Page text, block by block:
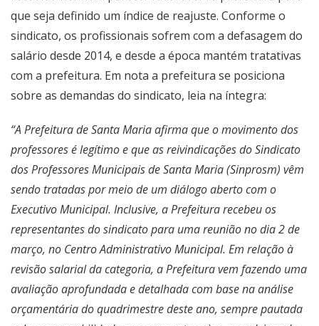
que seja definido um índice de reajuste. Conforme o
sindicato, os profissionais sofrem com a defasagem do
salário desde 2014, e desde a época mantém tratativas
com a prefeitura. Em nota a prefeitura se posiciona
sobre as demandas do sindicato, leia na íntegra:
“A Prefeitura de Santa Maria afirma que o movimento dos
professores é legítimo e que as reivindicações do Sindicato
dos Professores Municipais de Santa Maria (Sinprosm) vêm
sendo tratadas por meio de um diálogo aberto com o
Executivo Municipal. Inclusive, a Prefeitura recebeu os
representantes do sindicato para uma reunião no dia 2 de
março, no Centro Administrativo Municipal. Em relação à
revisão salarial da categoria, a Prefeitura vem fazendo uma
avaliação aprofundada e detalhada com base na análise
orçamentária do quadrimestre deste ano, sempre pautada